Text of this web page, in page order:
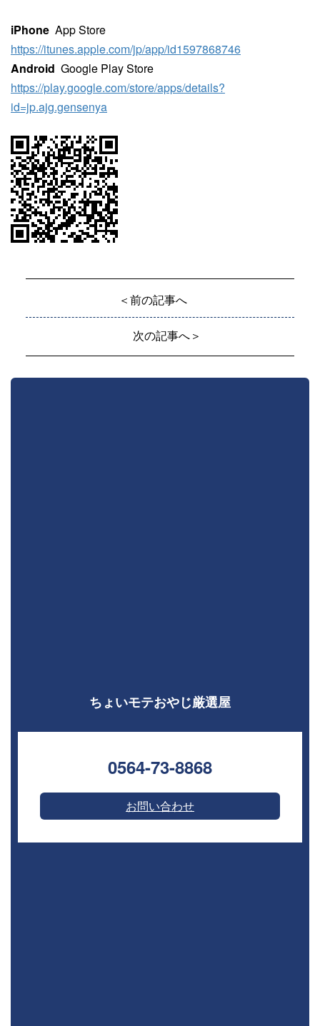
iPhone App Store
https://itunes.apple.com/jp/app/id1597868746
Android Google Play Store
https://play.google.com/store/apps/details?
id=jp.ajg.gensenya
＜前の記事へ
次の記事へ＞
ちょいモテおやじ厳選屋
0564-73-8868⁣
お問い合わせ